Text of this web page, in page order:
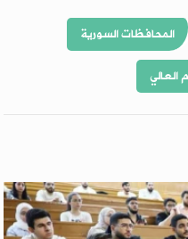
المحافظات السورية
العالي